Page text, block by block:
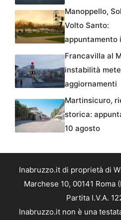
Manoppello,
Volto Santo:
appuntamento
Francavilla al
instabilità
aggiornamenti
Martinsicuro,
storica:
10 agosto
Inabruzzo.it di proprietà di
Marchese 10, 00141 Roma
Partita I.V.A.
Inabruzzo.it non è una